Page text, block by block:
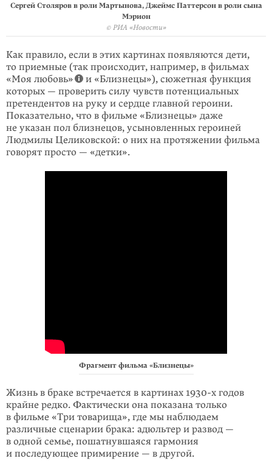
Сергей Столяров в роли Мартынова, Джеймс Паттерсон в роли сына
Мэрион
© РИА «Новости»
Как правило, если в этих картинах появляются дети,
то приемные (так происходит, например, в фильмах
«Моя любовь»
и «Близнецы»), сюжетная функция
которых — проверить силу чувств потенциальных
претендентов на руку и сердце главной героини.
Показательно, что в фильме «Близнецы» даже
не указан пол близнецов, усыновленных героиней
Людмилы Целиковской: о них на протяжении фильма
говорят просто — «детки».
Фрагмент фильма «Близнецы»
Жизнь в браке встречается в картинах 1930-х годов
крайне редко. Фактически она показана только
в фильме «Три товарища», где мы наблюдаем
различные сценарии брака: адюльтер и развод —
в одной семье, пошатнувшаяся гармония
и последующее примирение — в другой.